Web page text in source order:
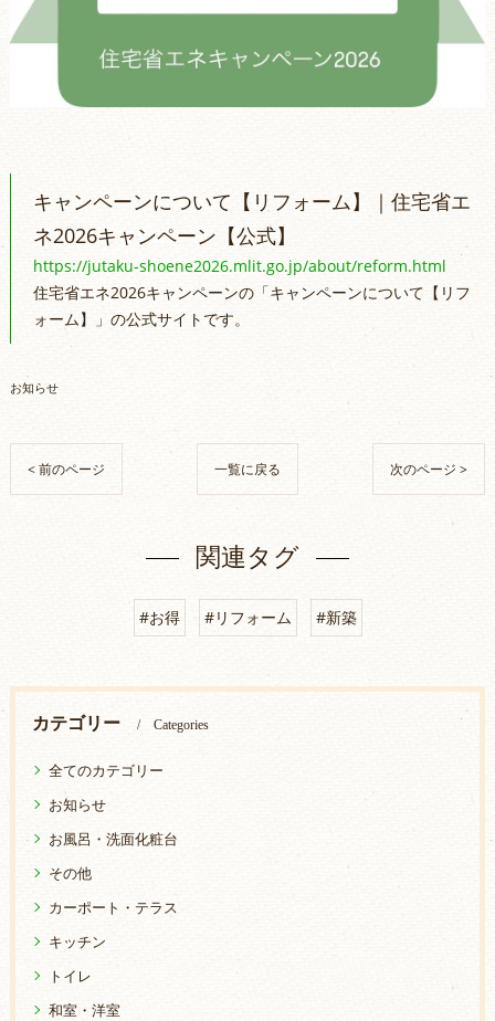
キャンペーンについて【リフォーム】｜住宅省エ
ネ2026キャンペーン【公式】
https://jutaku-shoene2026.mlit.go.jp/about/reform.html
住宅省エネ2026キャンペーンの「キャンペーンについて【リフ
ォーム】」の公式サイトです。
お知らせ
< 前のページ 一覧に戻る 次のページ >
関連タグ
#お得 #リフォーム #新築
カテゴリー Categories
全てのカテゴリー
お知らせ
お風呂・洗面化粧台
その他
カーポート・テラス
キッチン
トイレ
和室・洋室